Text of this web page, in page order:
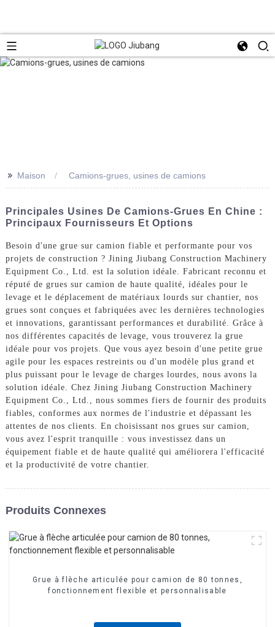
>> Maison Camions-grues, usines de camions
Principales Usines De Camions-Grues En Chine :
Principaux Fournisseurs Et Options
Besoin d'une grue sur camion fiable et performante pour vos
projets de construction ? Jining Jiubang Construction Machinery
Equipment Co., Ltd. est la solution idéale. Fabricant reconnu et
réputé de grues sur camion de haute qualité, idéales pour le
levage et le déplacement de matériaux lourds sur chantier, nos
grues sont conçues et fabriquées avec les dernières technologies
et innovations, garantissant performances et durabilité. Grâce à
nos différentes capacités de levage, vous trouverez la grue
idéale pour vos projets. Que vous ayez besoin d'une petite grue
agile pour les espaces restreints ou d'un modèle plus grand et
plus puissant pour le levage de charges lourdes, nous avons la
solution idéale. Chez Jining Jiubang Construction Machinery
Equipment Co., Ltd., nous sommes fiers de fournir des produits
fiables, conformes aux normes de l'industrie et dépassant les
attentes de nos clients. En choisissant nos grues sur camion,
vous avez l'esprit tranquille : vous investissez dans un
équipement fiable et de haute qualité qui améliorera l'efficacité
et la productivité de votre chantier.
Produits Connexes
Grue à flèche articulée pour camion de 80 tonnes,
fonctionnement flexible et personnalisable